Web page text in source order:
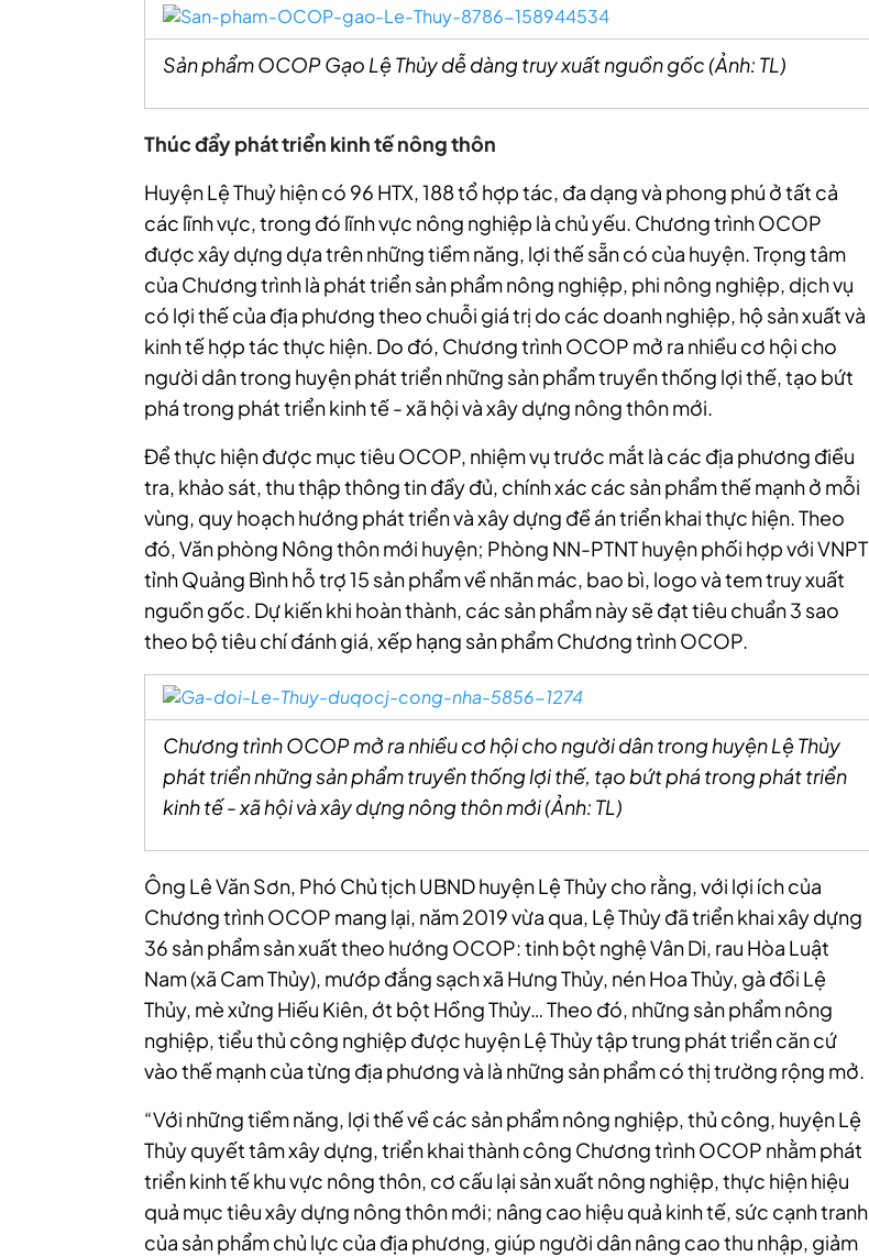
Sản phẩm OCOP Gạo Lệ Thủy dễ dàng truy xuất nguồn gốc (Ảnh: TL)
Thúc đẩy phát triển kinh tế nông thôn
Huyện Lệ Thuỷ hiện có 96 HTX, 188 tổ hợp tác, đa dạng và phong phú ở tất cả
các lĩnh vực, trong đó lĩnh vực nông nghiệp là chủ yếu. Chương trình OCOP
được xây dựng dựa trên những tiềm năng, lợi thế sẵn có của huyện. Trọng tâm
của Chương trình là phát triển sản phẩm nông nghiệp, phi nông nghiệp, dịch vụ
có lợi thế của địa phương theo chuỗi giá trị do các doanh nghiệp, hộ sản xuất và
kinh tế hợp tác thực hiện. Do đó, Chương trình OCOP mở ra nhiều cơ hội cho
người dân trong huyện phát triển những sản phẩm truyền thống lợi thế, tạo bứt
phá trong phát triển kinh tế - xã hội và xây dựng nông thôn mới.
Để thực hiện được mục tiêu OCOP, nhiệm vụ trước mắt là các địa phương điều
tra, khảo sát, thu thập thông tin đầy đủ, chính xác các sản phẩm thế mạnh ở mỗi
vùng, quy hoạch hướng phát triển và xây dựng đề án triển khai thực hiện. Theo
đó, Văn phòng Nông thôn mới huyện; Phòng NN-PTNT huyện phối hợp với VNPT
tỉnh Quảng Bình hỗ trợ 15 sản phẩm về nhãn mác, bao bì, logo và tem truy xuất
nguồn gốc. Dự kiến khi hoàn thành, các sản phẩm này sẽ đạt tiêu chuẩn 3 sao
theo bộ tiêu chí đánh giá, xếp hạng sản phẩm Chương trình OCOP.
Chương trình OCOP mở ra nhiều cơ hội cho người dân trong huyện Lệ Thủy
phát triển những sản phẩm truyền thống lợi thế, tạo bứt phá trong phát triển
kinh tế - xã hội và xây dựng nông thôn mới (Ảnh: TL)
Ông Lê Văn Sơn, Phó Chủ tịch UBND huyện Lệ Thủy cho rằng, với lợi ích của
Chương trình OCOP mang lại, năm 2019 vừa qua, Lệ Thủy đã triển khai xây dựng
36 sản phẩm sản xuất theo hướng OCOP: tinh bột nghệ Vân Di, rau Hòa Luật
Nam (xã Cam Thủy), mướp đắng sạch xã Hưng Thủy, nén Hoa Thủy, gà đồi Lệ
Thủy, mè xửng Hiếu Kiên, ớt bột Hồng Thủy… Theo đó, những sản phẩm nông
nghiệp, tiểu thủ công nghiệp được huyện Lệ Thủy tập trung phát triển căn cứ
vào thế mạnh của từng địa phương và là những sản phẩm có thị trường rộng mở.
“Với những tiềm năng, lợi thế về các sản phẩm nông nghiệp, thủ công, huyện Lệ
Thủy quyết tâm xây dựng, triển khai thành công Chương trình OCOP nhằm phát
triển kinh tế khu vực nông thôn, cơ cấu lại sản xuất nông nghiệp, thực hiện hiệu
quả mục tiêu xây dựng nông thôn mới; nâng cao hiệu quả kinh tế, sức cạnh tranh
của sản phẩm chủ lực của địa phương, giúp người dân nâng cao thu nhập, giảm